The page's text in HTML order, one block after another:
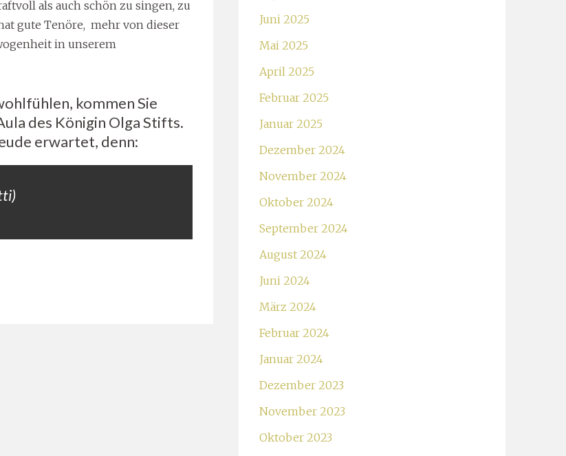
als auch schön zu singen, zu
gute Tenöre, mehr von dieser
in unserem
kommen Sie
des Königin Olga Stifts.
erwartet, denn:
Juni 2025
Mai 2025
April 2025
Februar 2025
Januar 2025
Dezember 2024
November 2024
Oktober 2024
September 2024
August 2024
Juni 2024
März 2024
Februar 2024
Januar 2024
Dezember 2023
November 2023
Oktober 2023